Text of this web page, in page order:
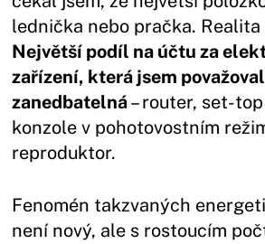
lednička nebo pračka.
Největší podíl na účtu za
zařízení, která jsem
zanedbatelná– router, set-
konzole v pohotovostním
reproduktor.
Fenomén takzvaných
není nový, ale s rostoucím